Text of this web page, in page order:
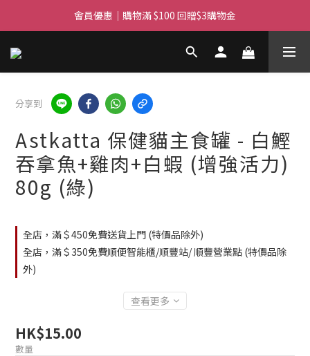
滿$450免費送貨上門 I 滿$350免運 順豐自取
會員優惠｜購物滿 $100 回贈$3購物金
滿$450免費送貨上門 I 滿$350免運 順豐自取
分享到
Astkatta 保健貓主食罐 - 白鰹
吞拿魚+雞肉+白蝦 (增強活力)
80g (綠)
全店，滿＄450免費送貨上門 (特價品除外)
全店，滿＄350免費順便智能櫃/順豐站/ 順豐營業點 (特價品除
外)
查看更多
HK$15.00
數量